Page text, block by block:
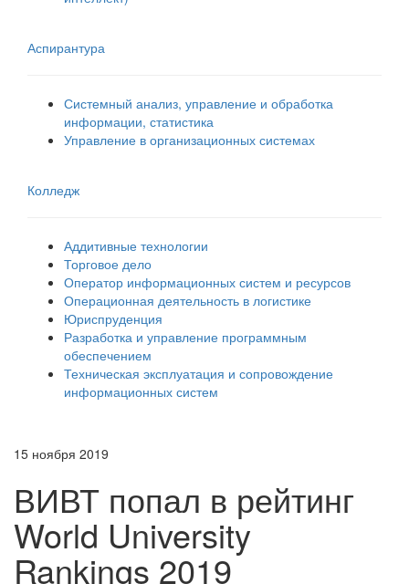
Аспирантура
Системный анализ, управление и обработка
информации, статистика
Управление в организационных системах
Колледж
Аддитивные технологии
Торговое дело
Оператор информационных систем и ресурсов
Операционная деятельность в логистике
Юриспруденция
Разработка и управление программным
обеспечением
Техническая эксплуатация и сопровождение
информационных систем
15 ноября 2019
ВИВТ попал в рейтинг
World University
Rankings 2019